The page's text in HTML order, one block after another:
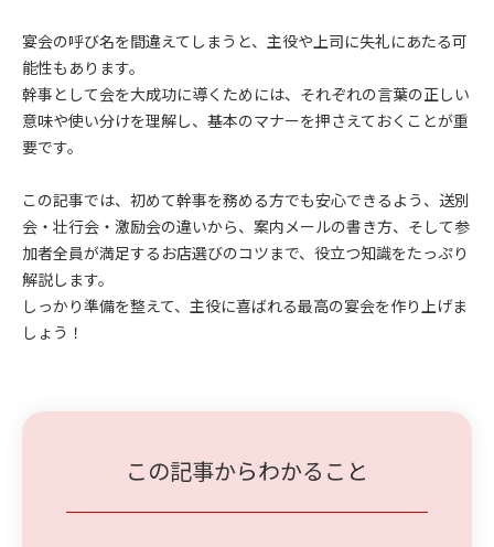
宴会の呼び名を間違えてしまうと、主役や上司に失礼にあたる可
能性もあります。
幹事として会を大成功に導くためには、それぞれの言葉の正しい
意味や使い分けを理解し、基本のマナーを押さえておくことが重
要です。
この記事では、初めて幹事を務める方でも安心できるよう、送別
会・壮行会・激励会の違いから、案内メールの書き方、そして参
加者全員が満足するお店選びのコツまで、役立つ知識をたっぷり
解説します。
しっかり準備を整えて、主役に喜ばれる最高の宴会を作り上げま
しょう！
この記事からわかること